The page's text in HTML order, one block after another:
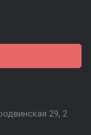
29, 2